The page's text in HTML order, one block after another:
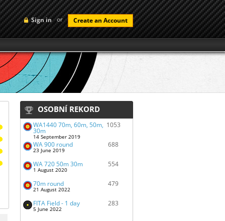
Sign in or Create an Account
OSOBNÍ REKORD
WA1440 70m, 60m, 50m,
30m
14 September 2019
1053
WA 900 round
23 June 2019
688
WA 720 50m 30m
1 August 2020
554
70m round
21 August 2022
479
FITA Field - 1 day
5 June 2022
283